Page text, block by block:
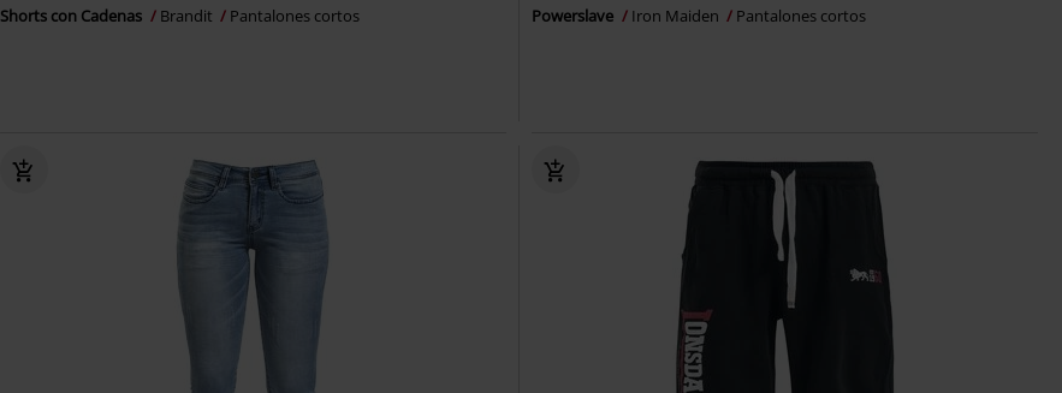
Shorts con Cadenas Brandit Pantalones cortos Powerslave Iron Maiden Pantalones cortos